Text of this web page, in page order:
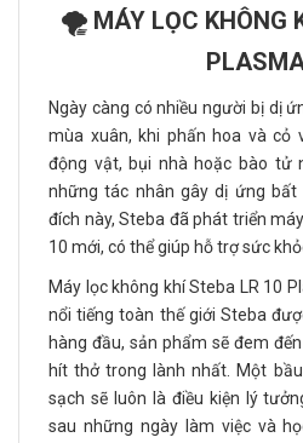
🌪️ MÁY LỌC KHÔNG
Ngày càng có nhiều người bị dị
mùa xuân, khi phấn hoa và cỏ
động vật, bụi nhà hoặc bào tử
những tác nhân gây dị ứng
đích này, Steba đã phát triển
10 mới, có thể giúp hỗ trợ sức
Máy lọc không khí Steba LR 10
nổi tiếng toàn thế giới Steba
hàng đầu, sản phẩm sẽ đem
hít thở trong lành nhất. Một
sạch sẽ luôn là điều kiện lý
sau những ngày làm việc và